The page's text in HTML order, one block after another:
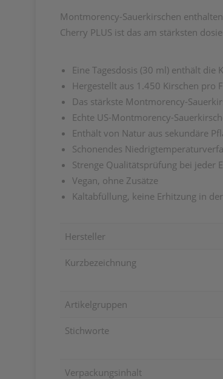
Montmorency-Sauerkirschen
Cherry PLUS ist das am stärksten
Eine Tagesdosis (30 ml) enthält die
Hergestellt aus 1.450 Kirschen pro
Das stärkste Montmorency-
Echte US-Montmorency-
Enthält von Natur aus sekundäre
Schonendes
Strenge Qualitätsprüfung bei jeder
Vegan, ohne Zusätze
Kaltabfüllung, keine Erhitzung in
Hersteller
Kurzbezeichnung
Artikelgruppen
Stichworte
Verpackungsinhalt